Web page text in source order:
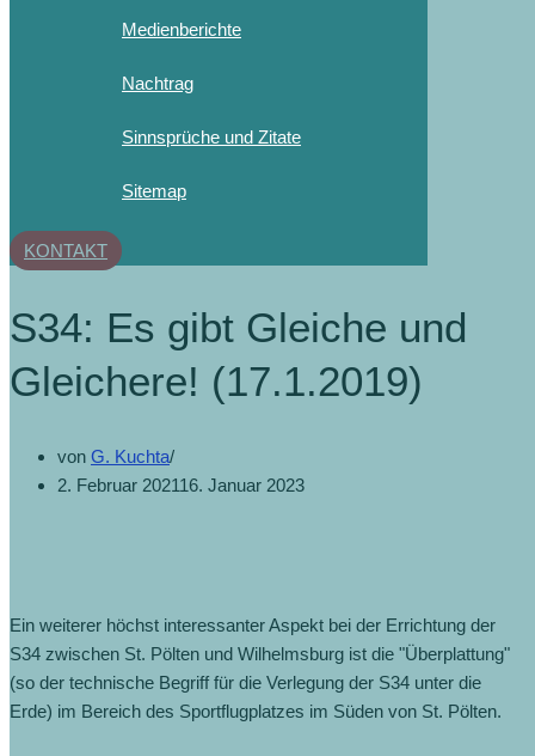
Medienberichte
Nachtrag
Sinnsprüche und Zitate
Sitemap
KONTAKT
S34: Es gibt Gleiche und
Gleichere! (17.1.2019)
von G. Kuchta
2. Februar 202116. Januar 2023
Ein weiterer höchst interessanter Aspekt bei der Errichtung der
S34 zwischen St. Pölten und Wilhelmsburg ist die "Überplattung"
(so der technische Begriff für die Verlegung der S34 unter die
Erde) im Bereich des Sportflugplatzes im Süden von St. Pölten.